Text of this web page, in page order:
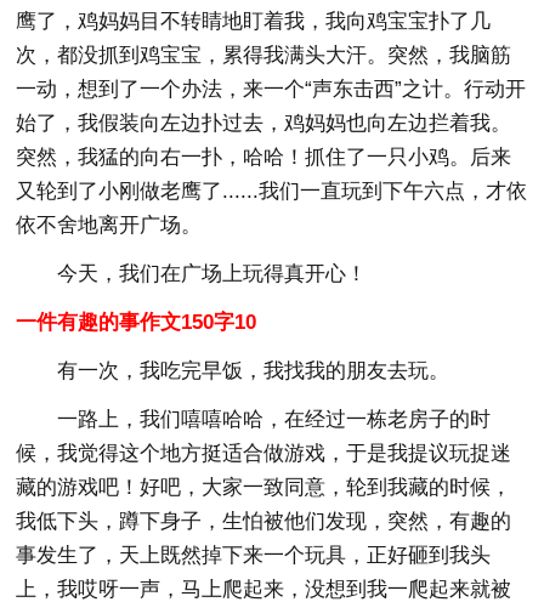
鹰了，鸡妈妈目不转睛地盯着我，我向鸡宝宝扑了几
次，都没抓到鸡宝宝，累得我满头大汗。突然，我脑筋
一动，想到了一个办法，来一个“声东击西”之计。行动开
始了，我假装向左边扑过去，鸡妈妈也向左边拦着我。
突然，我猛的向右一扑，哈哈！抓住了一只小鸡。后来
又轮到了小刚做老鹰了......我们一直玩到下午六点，才依
依不舍地离开广场。
今天，我们在广场上玩得真开心！
一件有趣的事作文150字10
有一次，我吃完早饭，我找我的朋友去玩。
一路上，我们嘻嘻哈哈，在经过一栋老房子的时
候，我觉得这个地方挺适合做游戏，于是我提议玩捉迷
藏的游戏吧！好吧，大家一致同意，轮到我藏的时候，
我低下头，蹲下身子，生怕被他们发现，突然，有趣的
事发生了，天上既然掉下来一个玩具，正好砸到我头
上，我哎呀一声，马上爬起来，没想到我一爬起来就被